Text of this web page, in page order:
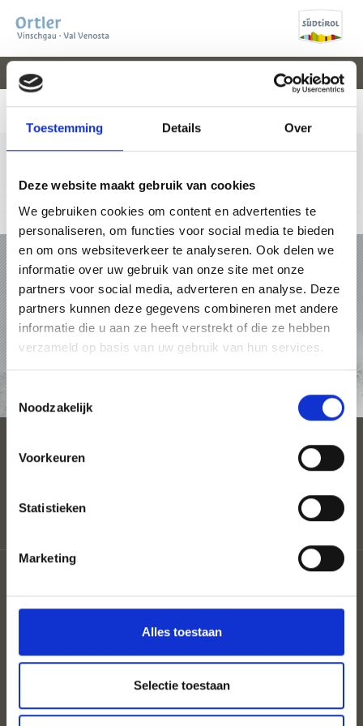
Toestemming Details Over
Deze website maakt gebruik van cookies
We gebruiken cookies om content en advertenties te
personaliseren, om functies voor social media te bieden
en om ons websiteverkeer te analyseren. Ook delen we
informatie over uw gebruik van onze site met onze
partners voor social media, adverteren en analyse. Deze
partners kunnen deze gegevens combineren met andere
informatie die u aan ze heeft verstrekt of die ze hebben
verzameld op basis van uw gebruik van hun services.
Noodzakelijk
Voorkeuren
Statistieken
Marketing
Alles toestaan
Selectie toestaan
KAART
V
VAL VENOSTA
+39 0473 61 30 15 info@ortlergebiet.it Online-kaart
VAKANTIE IN HET ORTLERGEBIET
PAKKETTEN
ACCOMMODATIES
ACCOMMODATIE
Sitemap